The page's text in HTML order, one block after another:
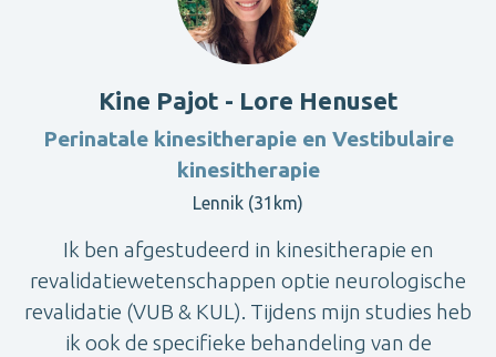
Kine Pajot - Lore Henuset
Perinatale kinesitherapie en Vestibulaire
kinesitherapie
Lennik (31km)
Ik ben afgestudeerd in kinesitherapie en
revalidatiewetenschappen optie neurologische
revalidatie (VUB & KUL). Tijdens mijn studies heb
ik ook de specifieke behandeling van de